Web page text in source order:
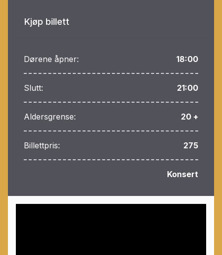
Kjøp billett
Dørene åpner: 18:00
Slutt: 21:00
Aldersgrense: 20 +
Billettpris: 275
Konsert